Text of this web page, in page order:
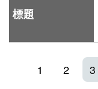
Việt Nam
1 2 3